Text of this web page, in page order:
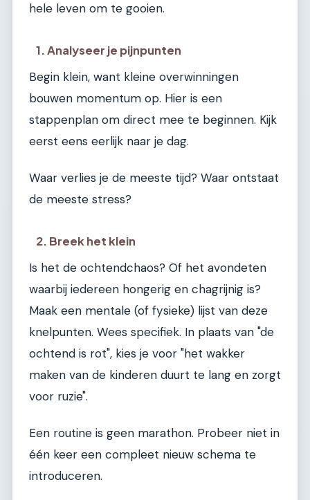
hele leven om te gooien.
1. Analyseer je pijnpunten
Begin klein, want kleine overwinningen
bouwen momentum op. Hier is een
stappenplan om direct mee te beginnen. Kijk
eerst eens eerlijk naar je dag.
Waar verlies je de meeste tijd? Waar ontstaat
de meeste stress?
2. Breek het klein
Is het de ochtendchaos? Of het avondeten
waarbij iedereen hongerig en chagrijnig is?
Maak een mentale (of fysieke) lijst van deze
knelpunten. Wees specifiek. In plaats van "de
ochtend is rot", kies je voor "het wakker
maken van de kinderen duurt te lang en zorgt
voor ruzie".
Een routine is geen marathon. Probeer niet in
één keer een compleet nieuw schema te
introduceren.